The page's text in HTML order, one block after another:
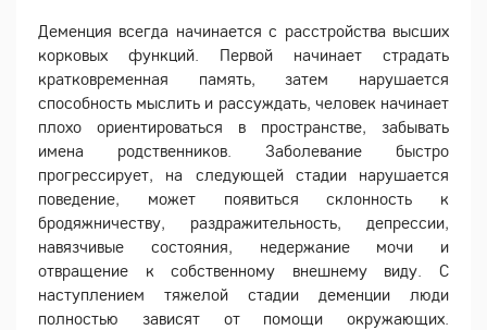
Деменция всегда начинается с расстройства высших
корковых функций. Первой начинает страдать
кратковременная память, затем нарушается
способность мыслить и рассуждать, человек начинает
плохо ориентироваться в пространстве, забывать
имена родственников. Заболевание быстро
прогрессирует, на следующей стадии нарушается
поведение, может появиться склонность к
бродяжничеству, раздражительность, депрессии,
навязчивые состояния, недержание мочи и
отвращение к собственному внешнему виду. С
наступлением тяжелой стадии деменции люди
полностью зависят от помощи окружающих.